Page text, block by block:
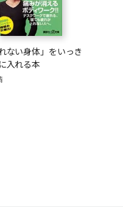
れない身体」をいっき
入れる本